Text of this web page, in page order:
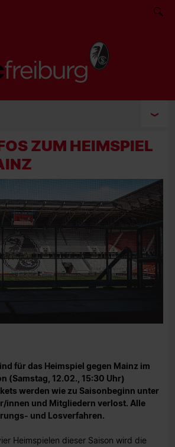
ZUM HEIMSPIEL
für das Heimspiel gegen Mainz im
(Samstag, 12.02., 15:30 Uhr)
werden wie zu Saisonbeginn unter
innen und Mitgliedern verlost. Alle
und Losverfahren.
Heimspielen dieser Saison wird die